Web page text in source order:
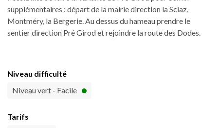
supplémentaires : départ de la mairie direction la Sciaz,
Montméry, la Bergerie. Au dessus du hameau prendre le
sentier direction Pré Girod et rejoindre la route des Dodes.
Niveau difficulté
Niveau vert - Facile
Tarifs